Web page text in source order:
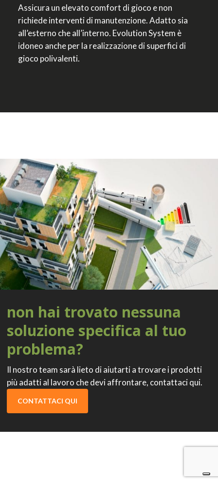
Assicura un elevato comfort di gioco e non
richiede interventi di manutenzione. Adatto sia
all’esterno che all’interno. Evolution System è
idoneo anche per la realizzazione di superfici di
gioco polivalenti.
non hai trovato nessuna
soluzione specifica al tuo
problema?
Il nostro team sarà lieto di aiutarti a trovare i prodotti
più adatti al lavoro che devi affrontare, contattaci qui.
CONTATTACI QUI